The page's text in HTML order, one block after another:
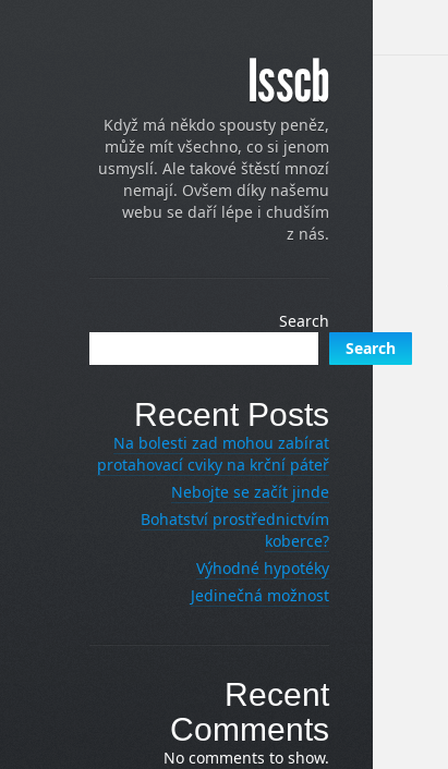
Isscb
Když má někdo spousty peněz,
může mít všechno, co si jenom
usmyslí. Ale takové štěstí mnozí
nemají. Ovšem díky našemu
webu se daří lépe i chudším
z nás.
Search
Search
Recent Posts
Na bolesti zad mohou zabírat
protahovací cviky na krční páteř
Nebojte se začít jinde
Bohatství prostřednictvím
koberce?
Výhodné hypotéky
Jedinečná možnost
Recent
Comments
No comments to show.